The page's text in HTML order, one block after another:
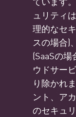
ュリティ
理的なセ
スの場合)
(SaaSの
ウドサー
り除かれ
ント、ア
のセキュ